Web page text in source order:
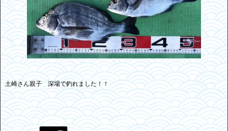
土崎さん親子 深場で釣れました！！